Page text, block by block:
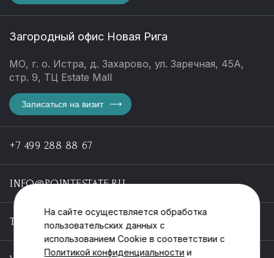
Загородный офис Новая Рига
МО, г. о. Истра, д. Захарово, ул. Заречная, 45А,
стр. 9, ТЦ Estate Mall
Записаться на визит
+7 499 288 88 67
INFO@POINTESTATE.RU
TELEGRAM
На сайте осуществляется обработка
пользовательских данных с
использованием Cookie в соответствии с
Политикой конфиденциальности и